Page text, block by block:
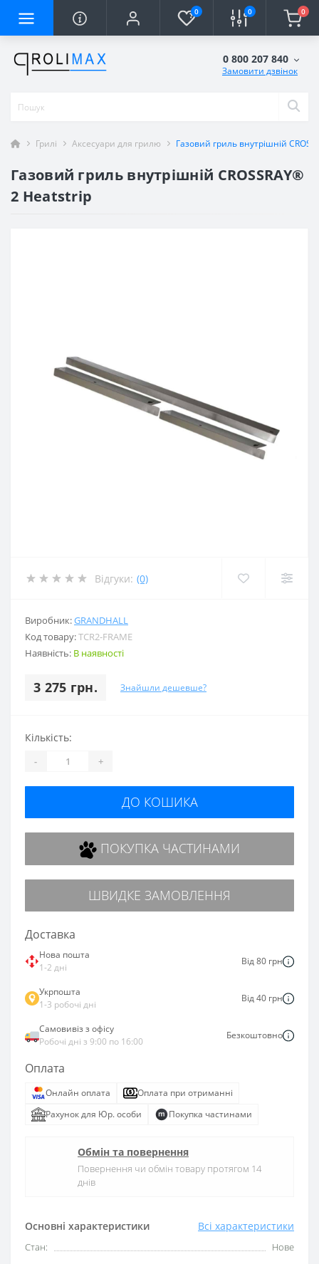
0 0 0
0 800 207 840
Замовити дзвінок
Грилі Аксесуари для грилю Газовий гриль внутрішній
Газовий гриль внутрішній CROSSRAY®
2 Heatstrip
Відгуки: (0)
Виробник:GRANDHALL
Код товару:TCR2-FRAME
Наявність: В наявності
3 275 грн. Знайшли дешевше?
Основні характеристики Всі характеристики
Стан: Нове
Кількість:
- +
ДО КОШИКА
ПОКУПКА ЧАСТИНАМИ
ШВИДКЕ ЗАМОВЛЕННЯ
Доставка
Нова пошта
1-2 дні
Від 80 грн
Укрпошта
1-3 робочі дні
Від 40 грн
Самовивіз з офісу
Робочі дні з 9:00 по 16:00
Безкоштовно
Оплата
Онлайн оплата
Оплата при отриманні
Рахунок для Юр. особи
Покупка частинами
Обмін та повернення
Повернення чи обмін товару протягом 14
днів